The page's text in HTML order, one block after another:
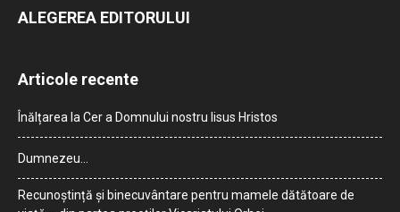
ALEGEREA EDITORULUI
Articole recente
Înălțarea la Cer a Domnului nostru Iisus Hristos
Dumnezeu…
Recunoștință și binecuvântare pentru mamele dătătoare de